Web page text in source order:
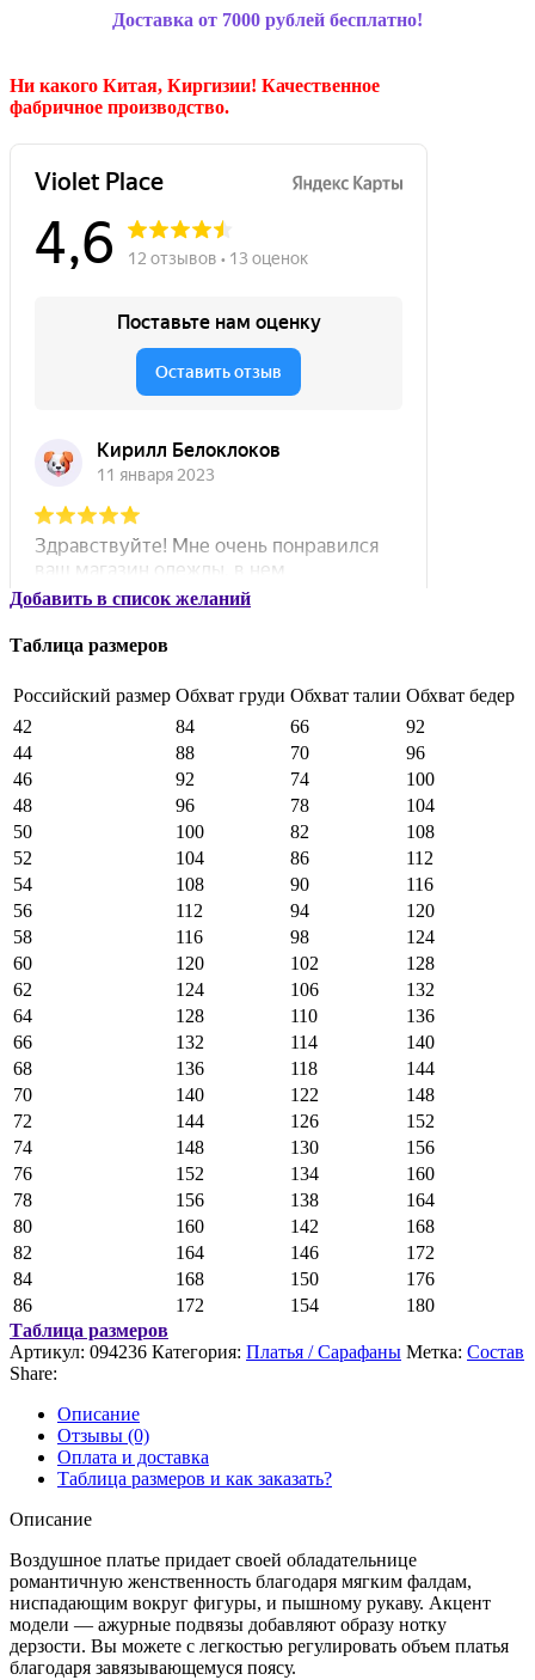
Доставка от 7000 рублей бесплатно!
Ни какого Китая, Киргизии! Качественное
фабричное производство.
Добавить в список желаний
Таблица размеров
Российский размер Обхват груди Обхват талии Обхват бедер
42
84 66
92
44
88 70
96
46
92 74
100
48
96 78
104
50
100 82
108
52
104 86
112
54
108 90
116
56
112 94
120
58
116 98
124
60
120 102
128
62
124 106
132
64
128 110
136
66
132 114
140
68
136 118
144
70
140 122
148
72
144 126
152
74
148 130
156
76
152 134
160
78
156 138
164
80
160 142
168
82
164 146
172
84
168 150
176
86
172 154
180
Таблица размеров
Артикул: 094236 Категория: Платья / Сарафаны Метка: Состав
Share:
Описание
Отзывы (0)
Оплата и доставка
Таблица размеров и как заказать?
Описание
Воздушное платье придает своей обладательнице
романтичную женственность благодаря мягким фалдам,
ниспадающим вокруг фигуры, и пышному рукаву. Акцент
модели — ажурные подвязы добавляют образу нотку
дерзости. Вы можете с легкостью регулировать объем платья
благодаря завязывающемуся поясу.